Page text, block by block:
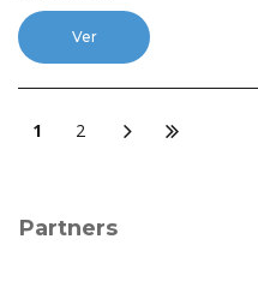
Ver
1 2
Partners